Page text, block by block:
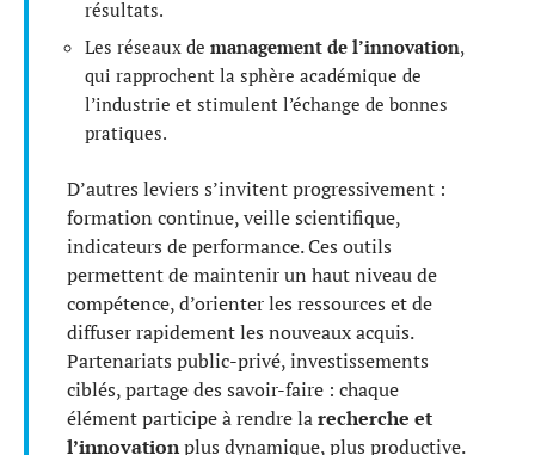
résultats.
Les réseaux de management de l’innovation,
qui rapprochent la sphère académique de
l’industrie et stimulent l’échange de bonnes
pratiques.
D’autres leviers s’invitent progressivement :
formation continue, veille scientifique,
indicateurs de performance. Ces outils
permettent de maintenir un haut niveau de
compétence, d’orienter les ressources et de
diffuser rapidement les nouveaux acquis.
Partenariats public-privé, investissements
ciblés, partage des savoir-faire : chaque
élément participe à rendre larecherche et
l’innovationplus dynamique, plus productive.